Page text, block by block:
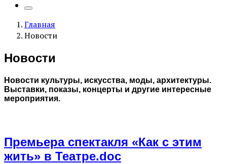
Главная
Новости
Новости
Новости культуры, искусства, моды, архитектуры.
Выставки, показы, концерты и другие интересные
мероприятия.
Премьера спектакля «Как с этим
жить» в Театре.doc